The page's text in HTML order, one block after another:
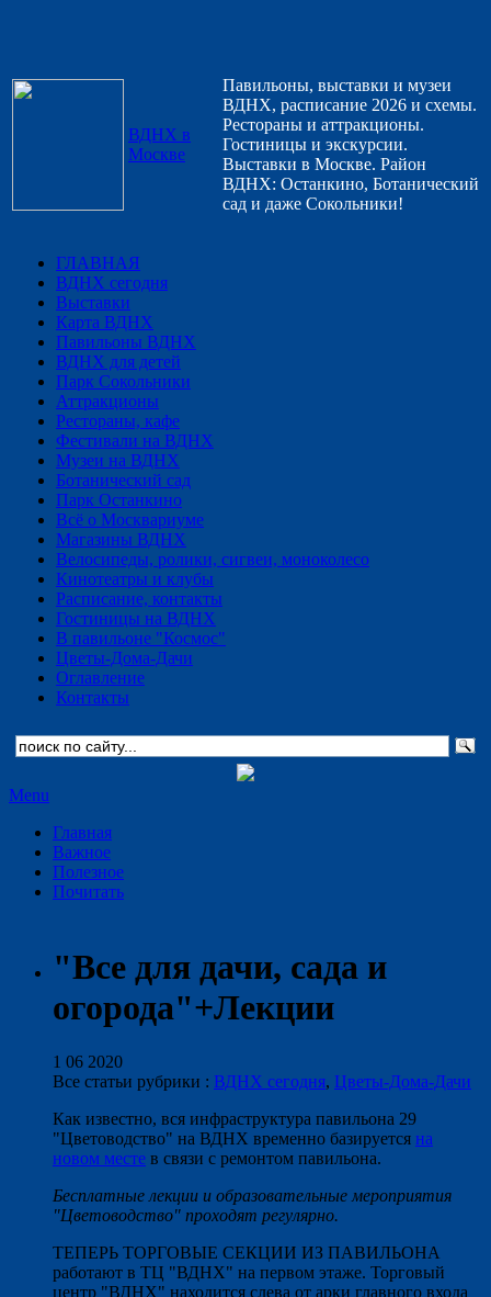
ВДНХ в
Москве
Павильоны, выставки и музеи
ВДНХ, расписание 2026 и схемы.
Рестораны и аттракционы.
Гостиницы и экскурсии.
Выставки в Москве. Район
ВДНХ: Останкино, Ботанический
сад и даже Сокольники!
ГЛАВНАЯ
ВДНХ сегодня
Выставки
Карта ВДНХ
Павильоны ВДНХ
ВДНХ для детей
Парк Сокольники
Аттракционы
Рестораны, кафе
Фестивали на ВДНХ
Музеи на ВДНХ
Ботанический сад
Парк Останкино
Всё о Москвариуме
Магазины ВДНХ
Велосипеды, ролики, сигвеи, моноколесо
Кинотеатры и клубы
Расписание, контакты
Гостиницы на ВДНХ
В павильоне "Космос"
Цветы-Дома-Дачи
Оглавление
Контакты
Menu
Главная
Важное
Полезное
Почитать
"Все для дачи, сада и
огорода"+Лекции
1 06 2020
Все статьи рубрики : ВДНХ сегодня, Цветы-Дома-Дачи
Как известно, вся инфраструктура павильона 29
"Цветоводство" на ВДНХ временно базируется на
новом месте в связи с ремонтом павильона.
Бесплатные лекции и образовательные мероприятия
"Цветоводство" проходят регулярно.
ТЕПЕРЬ ТОРГОВЫЕ СЕКЦИИ ИЗ ПАВИЛЬОНА
работают в ТЦ "ВДНХ" на первом этаже. Торговый
центр "ВДНХ" находится слева от арки главного входа